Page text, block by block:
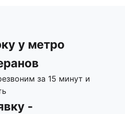
у метро
за 15 минут и
-